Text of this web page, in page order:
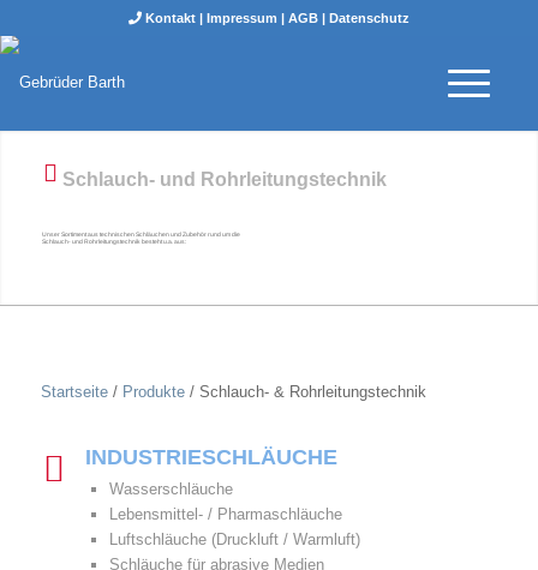
Kontakt| Impressum | AGB| Datenschutz
Schlauch- und Rohrleitungstechnik
Unser Sortiment aus technischen Schläuchen und Zubehör rund um die
Schlauch- und Rohrleitungstechnik besteht u.a. aus:
Startseite / Produkte/ Schlauch- & Rohrleitungstechnik
INDUSTRIESCHLÄUCHE
Wasserschläuche
Lebensmittel- / Pharmaschläuche
Luftschläuche (Druckluft / Warmluft)
Schläuche für abrasive Medien